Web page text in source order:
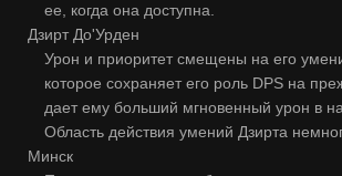
ее, когда она доступна.
Дзирт До'Урден
Урон и приоритет смещены на его
которое сохраняет его роль DPS на
дает ему больший мгновенный урон в
Область действия умений Дзирта
Минск